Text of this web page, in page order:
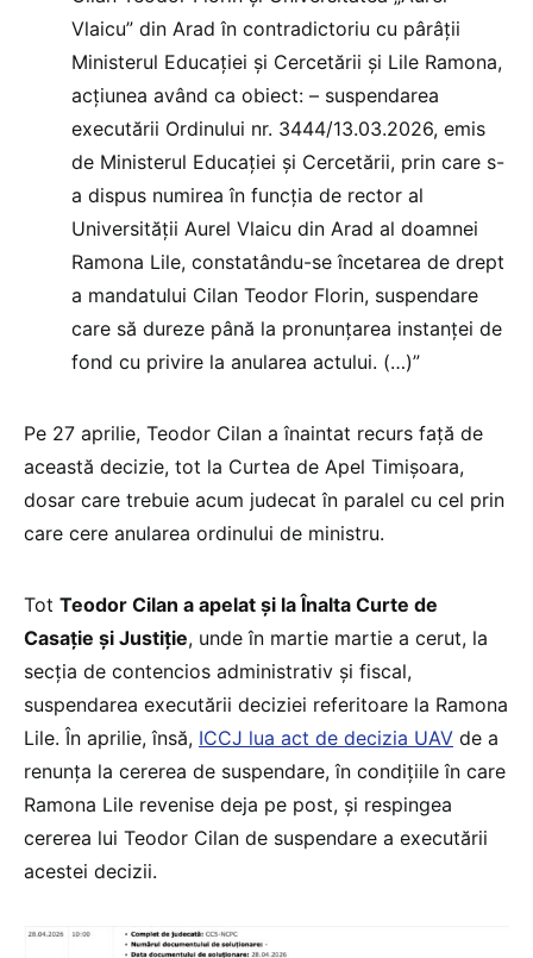
Vlaicu” din Arad în contradictoriu cu pârâţii
Ministerul Educaţiei şi Cercetării şi Lile Ramona,
acţiunea având ca obiect: – suspendarea
executării Ordinului nr. 3444/13.03.2026, emis
de Ministerul Educaţiei şi Cercetării, prin care s-
a dispus numirea în funcţia de rector al
Universităţii Aurel Vlaicu din Arad al doamnei
Ramona Lile, constatându-se încetarea de drept
a mandatului Cilan Teodor Florin, suspendare
care să dureze până la pronunţarea instanţei de
fond cu privire la anularea actului. (…)”
Pe 27 aprilie, Teodor Cilan a înaintat recurs față de
această decizie, tot la Curtea de Apel Timișoara,
dosar care trebuie acum judecat în paralel cu cel prin
care cere anularea ordinului de ministru.
Tot Teodor Cilan a apelat și la Înalta Curte de
Casație și Justiție, unde în martie martie a cerut, la
secția de contencios administrativ și fiscal,
suspendarea executării deciziei referitoare la Ramona
Lile. În aprilie, însă, ICCJ lua act de decizia UAV de a
renunța la cererea de suspendare, în condițiile în care
Ramona Lile revenise deja pe post, și respingea
cererea lui Teodor Cilan de suspendare a executării
acestei decizii.